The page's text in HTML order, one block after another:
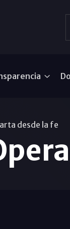
desde la fe